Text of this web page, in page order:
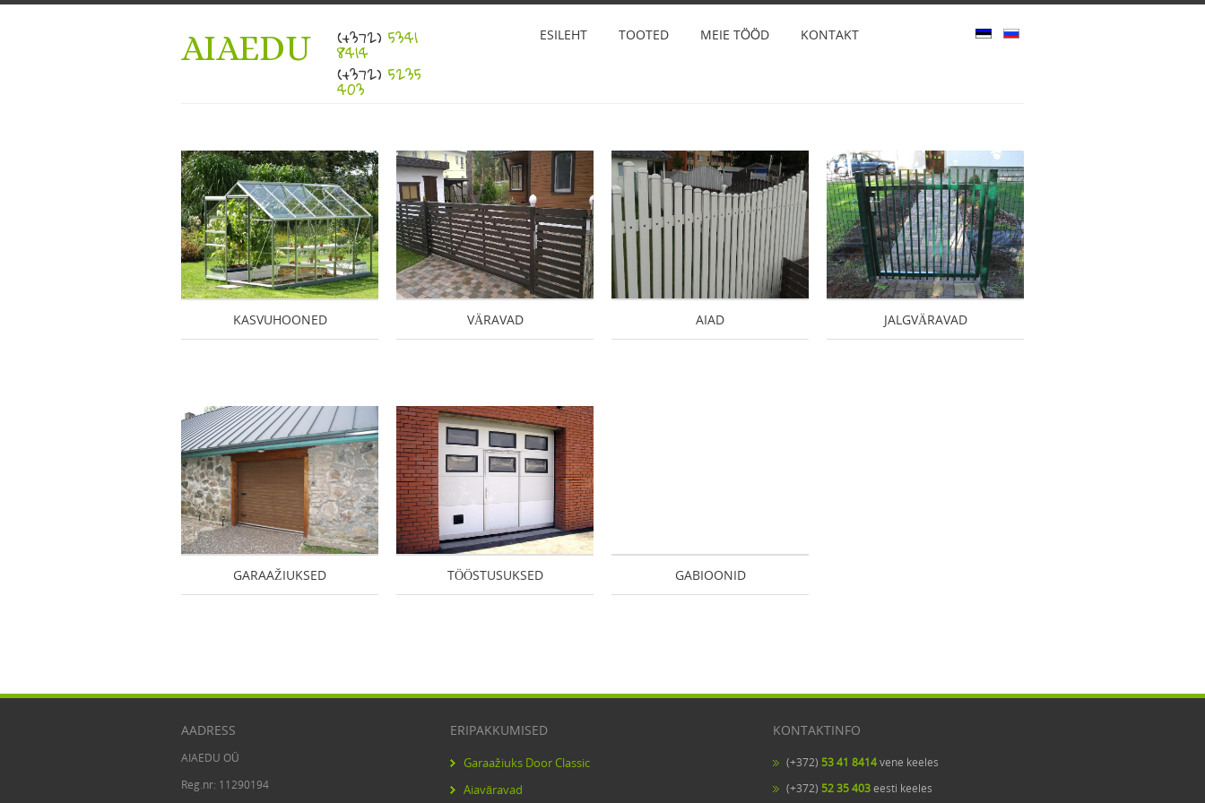
AIAEDU (+372) 5341
8414
(+372) 5235
403
ESILEHT TOOTED MEIE TÖÖD KONTAKT
KASVUHOONED VÄRAVAD AIAD JALGVÄRAVAD
GARAAŽIUKSED TÖÖSTUSUKSED GABIOONID
AADRESS
AIAEDU OÜ
Reg.nr: 11290194
ERIPAKKUMISED
Garaažiuks Door Classic
Aiaväravad
KONTAKTINFO
(+372) 53 41 8414vene keeles
(+372) 52 35 403eesti keeles